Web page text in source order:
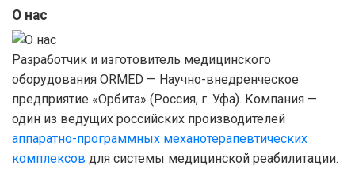
О нас
Разработчик и изготовитель медицинского
оборудования ORMED — Научно-внедренческое
предприятие «Орбита» (Россия, г. Уфа). Компания —
один из ведущих российских производителей
аппаратно-программных механотерапевтических
комплексов для системы медицинской реабилитации.